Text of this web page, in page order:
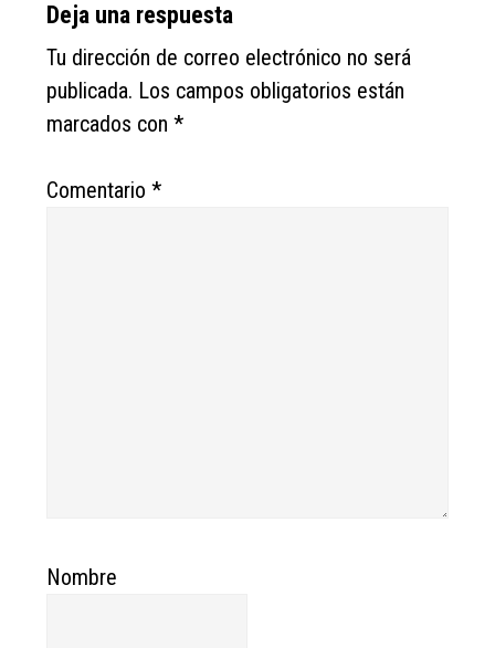
Reader
Interactions
Deja una respuesta
Tu dirección de correo electrónico no será
publicada. Los campos obligatorios están
marcados con*
Comentario*
Nombre